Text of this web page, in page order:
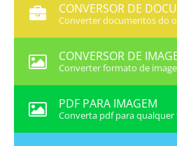
CONVERSOR DE
Converter documentos do
CONVERSOR DE
Converter formato de
PDF PARA IMAGEM
Converta pdf para